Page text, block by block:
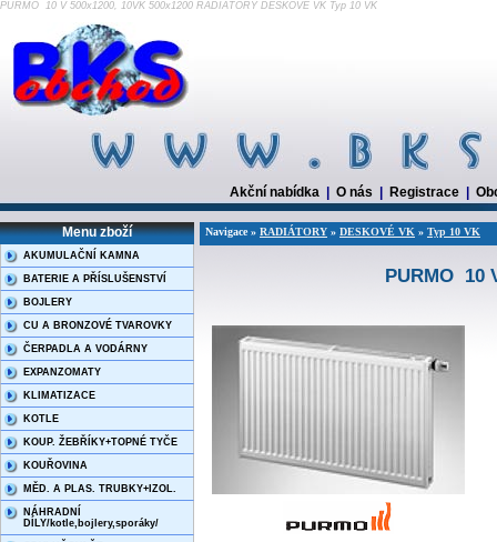
PURMO 10 V 500x1200, 10VK 500x1200 RADIÁTORY DESKOVÉ VK Typ 10 VK
Akční nabídka O nás Registrace
Menu zboží
AKUMULAČNÍ KAMNA
BATERIE A PŘÍSLUŠENSTVÍ
BOJLERY
CU A BRONZOVÉ TVAROVKY
ČERPADLA A VODÁRNY
EXPANZOMATY
KLIMATIZACE
KOTLE
KOUP. ŽEBŘÍKY+TOPNÉ TYČE
KOUŘOVINA
MĚD. A PLAS. TRUBKY+IZOL.
NÁHRADNÍ
DÍLY/kotle,bojlery,sporáky/
Navigace » RADIÁTORY » DESKOVÉ VK » Typ 10 VK
PURMO 10